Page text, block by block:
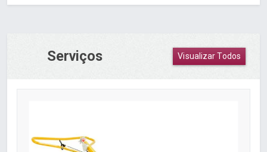
Serviços Visualizar Todos